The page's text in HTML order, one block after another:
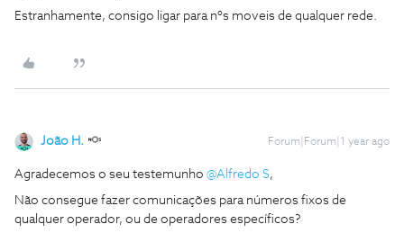
Estranhamente, consigo ligar para nºs moveis de qualquer rede.
João H. Forum|Forum|1 year ago
Agradecemos o seu testemunho ​ @Alfredo S,
Não consegue fazer comunicações para números fixos de
qualquer operador, ou de operadores específicos?